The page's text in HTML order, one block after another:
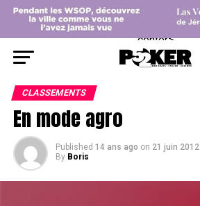
center>
CLASSEMENTS
En mode agro
Published 14 ans ago on 21 juin 2012
By Boris